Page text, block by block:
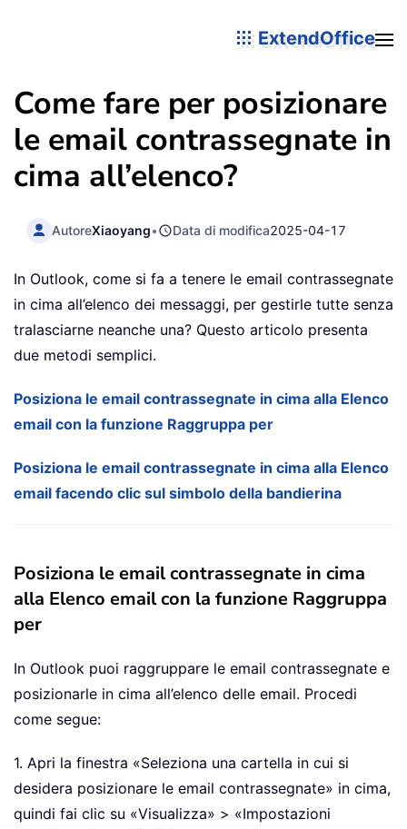
ExtendOffice
Come fare per posizionare
le email contrassegnate in
cima all’elenco?
AutoreXiaoyang• Data di modifica2025-04-17
In Outlook, come si fa a tenere le email contrassegnate
in cima all’elenco dei messaggi, per gestirle tutte senza
tralasciarne neanche una? Questo articolo presenta
due metodi semplici.
Posiziona le email contrassegnate in cima alla Elenco
email con la funzione Raggruppa per
Posiziona le email contrassegnate in cima alla Elenco
email facendo clic sul simbolo della bandierina
Posiziona le email contrassegnate in cima
alla Elenco email con la funzione Raggruppa
per
In Outlook puoi raggruppare le email contrassegnate e
posizionarle in cima all’elenco delle email. Procedi
come segue:
1. Apri la finestra «Seleziona una cartella in cui si
desidera posizionare le email contrassegnate» in cima,
quindi fai clic su «Visualizza» > «Impostazioni